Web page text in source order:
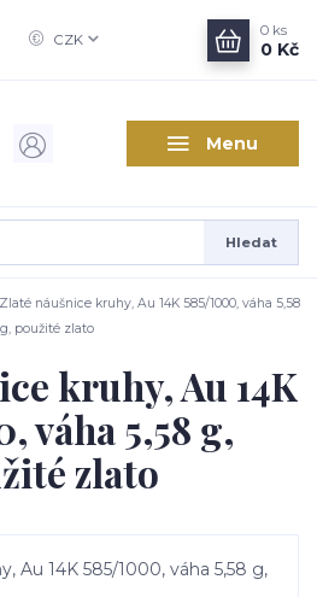
Menu
CZK
Hledat
0 ks
0 Kč
Zlaté náušnice kruhy, Au 14K 585/1000, váha 5,58
g, použité zlato
kruhy, Au 14K
váha 5,58 g,
zlato